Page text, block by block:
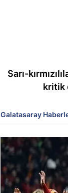
Sarı-
kritik
Galatasaray